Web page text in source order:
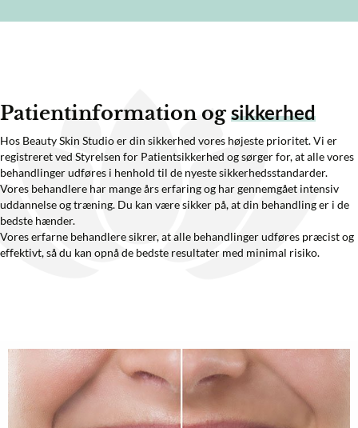
Patientinformation ogsikkerhed
Hos Beauty Skin Studio er din sikkerhed vores højeste prioritet. Vi er
registreret ved Styrelsen for Patientsikkerhed og sørger for, at alle vores
behandlinger udføres i henhold til de nyeste sikkerhedsstandarder.
Vores behandlere har mange års erfaring og har gennemgået intensiv
uddannelse og træning. Du kan være sikker på, at din behandling er i de
bedste hænder.
Vores erfarne behandlere sikrer, at alle behandlinger udføres præcist og
effektivt, så du kan opnå de bedste resultater med minimal risiko.